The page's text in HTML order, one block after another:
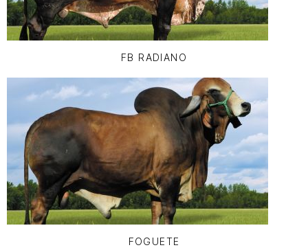
FB RADIANO
FOGUETE